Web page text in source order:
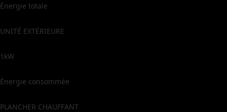
Énergie totale
UNITÉ EXTÉRIEURE
1kW
Énergie consommée
PLANCHER CHAUFFANT